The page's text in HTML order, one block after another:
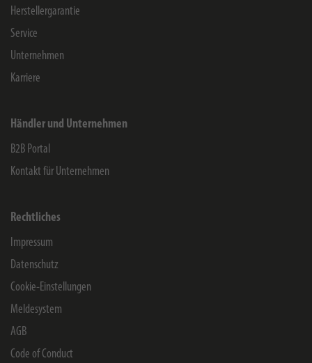
Herstellergarantie
Service
Unternehmen
Karriere
Händler und Unternehmen
B2B Portal
Kontakt für Unternehmen
Rechtliches
Impressum
Datenschutz
Cookie-Einstellungen
Meldesystem
AGB
Code of Conduct